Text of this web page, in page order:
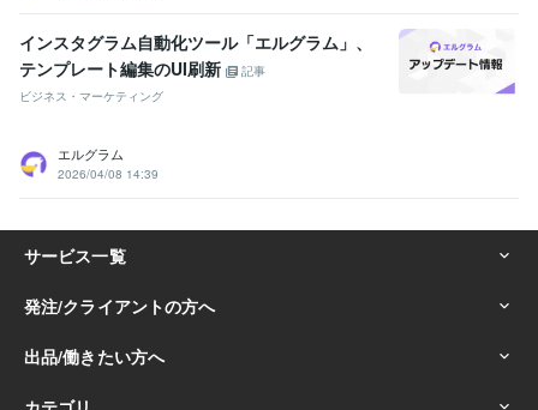
インスタグラム自動化ツール「エルグラム」、
テンプレート編集のUI刷新
記事
ビジネス・マーケティング
エルグラム
2026/04/08 14:39